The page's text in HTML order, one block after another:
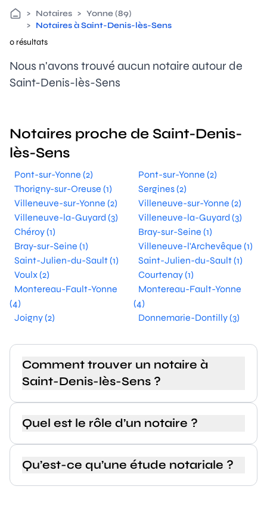
> Notaires > Yonne (89)
> Notaires à Saint-Denis-lès-Sens
0 résultats
Nous n'avons trouvé aucun notaire autour de
Saint-Denis-lès-Sens
Notaires proche de Saint-Denis-
lès-Sens
Pont-sur-Yonne (2)
Pont-sur-Yonne (2)
Thorigny-sur-Oreuse (1)
Sergines (2)
Villeneuve-sur-Yonne (2)
Villeneuve-sur-Yonne (2)
Villeneuve-la-Guyard (3)
Villeneuve-la-Guyard (3)
Chéroy (1)
Bray-sur-Seine (1)
Bray-sur-Seine (1)
Villeneuve-l'Archevêque (1)
Saint-Julien-du-Sault (1)
Saint-Julien-du-Sault (1)
Voulx (2)
Courtenay (1)
Montereau-Fault-Yonne
(4)
Montereau-Fault-Yonne
(4)
Joigny (2)
Donnemarie-Dontilly (3)
Comment trouver un notaire à
Saint-Denis-lès-Sens ?
Quel est le rôle d’un notaire ?
Qu’est-ce qu’une étude notariale ?